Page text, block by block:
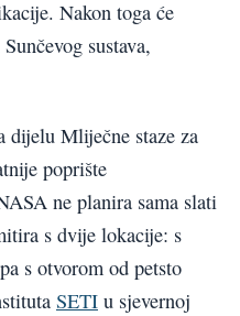
Nakon toga će
sustava,
dijelu Mliječne staze za
poprište
ne planira sama slati
s dvije lokacije: s
s otvorom od petsto
SETI u sjevernoj